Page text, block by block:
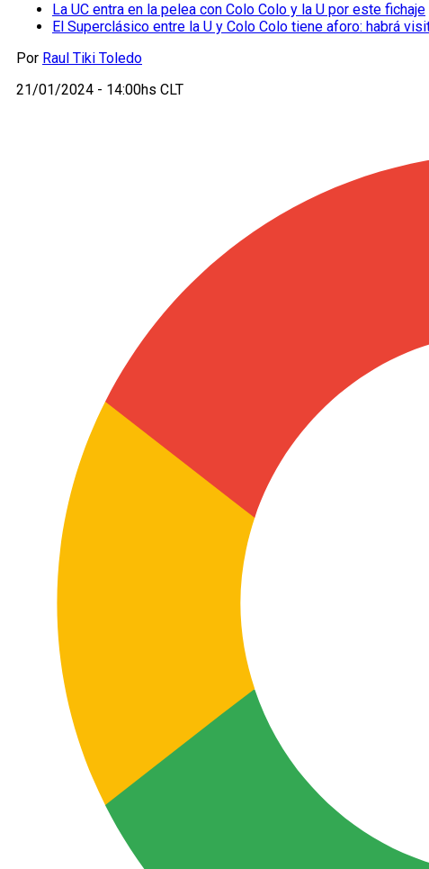
La UC entra en la pelea con Colo Colo y la U por este fichaje
El Superclásico entre la U y Colo Colo tiene aforo: habrá
Por Raul Tiki Toledo
21/01/2024 - 14:00hs CLT